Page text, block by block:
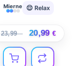
Mierne 😌 Relax
23,99€ 20,99 €